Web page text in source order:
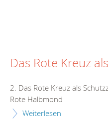
Das Rote Kreuz
2. Das Rote Kreuz als
Rote Halbmond
Weiterlesen